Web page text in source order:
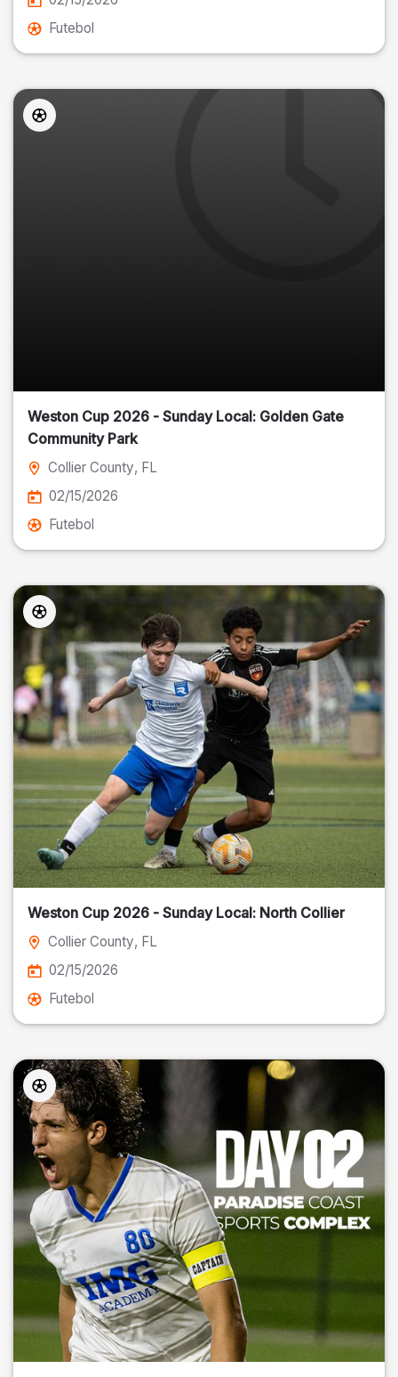
Futebol
Weston Cup 2026 - Sunday Local: Golden Gate
Community Park
Collier County, FL
02/15/2026
Futebol
Weston Cup 2026 - Sunday Local: North Collier
Collier County, FL
02/15/2026
Futebol